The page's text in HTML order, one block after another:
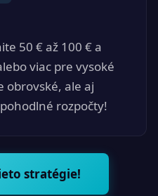
50 € až 100 € a
viac pre vysoké
obrovské, ale aj
rozpočty!
stratégie!